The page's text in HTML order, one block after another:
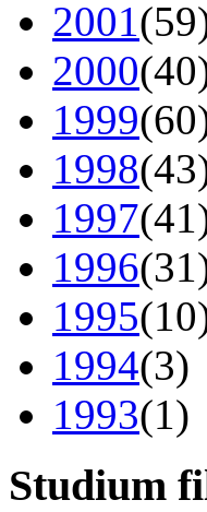
2001
2000
1999
1998
1997
1996
1995
1994(3)
1993(1)
Studium